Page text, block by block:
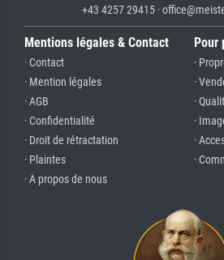
+43 4257 29415 ·
Mentions légales & Contact
· Contact
· Mention légales
· AGB
· Confidentialité
· Droit de rétractation
· Plaintes
· A propos de nous
Pour
·
·
·
·
·
·